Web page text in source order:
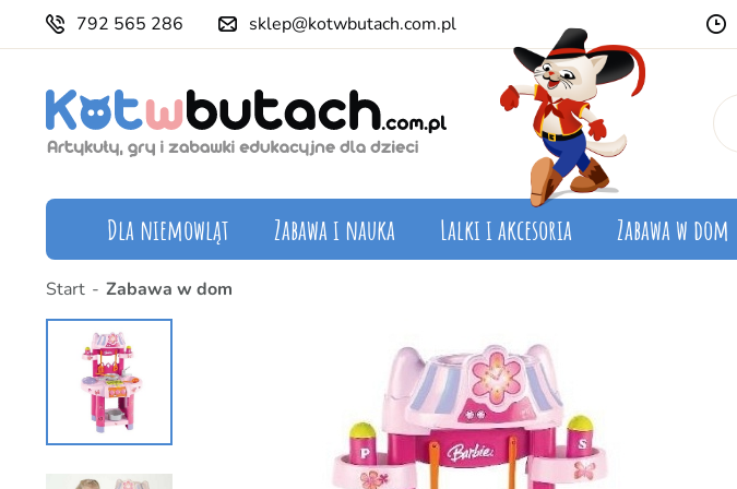
792 565 286 sklep@kotwbutach.com.pl
Dla niemowląt Zabawa i nauka Lalki i akcesoria Zabawa w dom
Start Zabawa w dom